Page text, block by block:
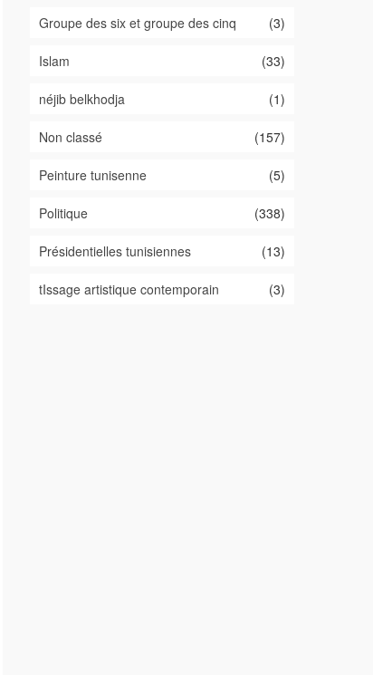
Groupe des six et groupe des cinq (3)
Islam (33)
néjib belkhodja (1)
Non classé (157)
Peinture tunisenne (5)
Politique (338)
Présidentielles tunisiennes (13)
tIssage artistique contemporain (3)